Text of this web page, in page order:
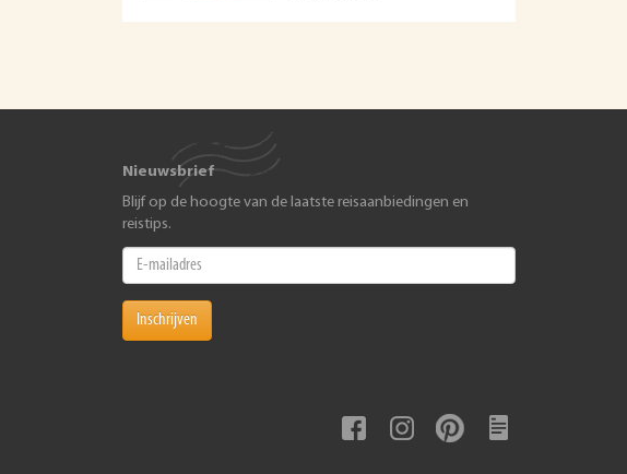
Nieuwsbrief
Blijf op de hoogte van de laatste reisaanbiedingen en
reistips.
Inschrijven